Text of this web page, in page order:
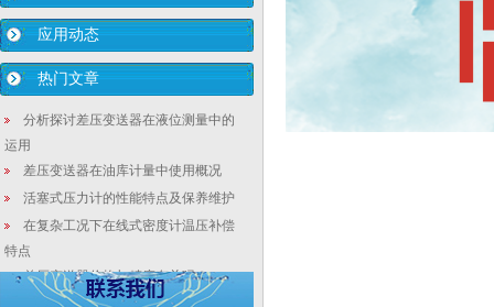
应用动态
热门文章
分析探讨差压变送器在液位测量中的
运用
差压变送器在油库计量中使用概况
活塞式压力计的性能特点及保养维护
在复杂工况下在线式密度计温压补偿
特点
差压变送器价格与精度有关吗？
浅析新型差压变送器基于差压的层流